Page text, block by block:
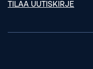
TILAA UUTISKIRJE